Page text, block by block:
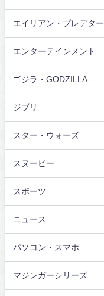
エイリアン・プレデター
エンターテインメント
ゴジラ・GODZILLA
ジブリ
スター・ウォーズ
スヌーピー
スポーツ
ニュース
パソコン・スマホ
マジンガーシリーズ